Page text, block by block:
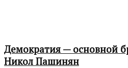
Демократия — основной
Никол Пашинян